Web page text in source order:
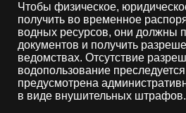
Чтобы физическое,
получить во временное
водных ресурсов, они должны
документов и получить
ведомствах. Отсутствие
водопользование
предусмотрена
в виде внушительных штрафов.